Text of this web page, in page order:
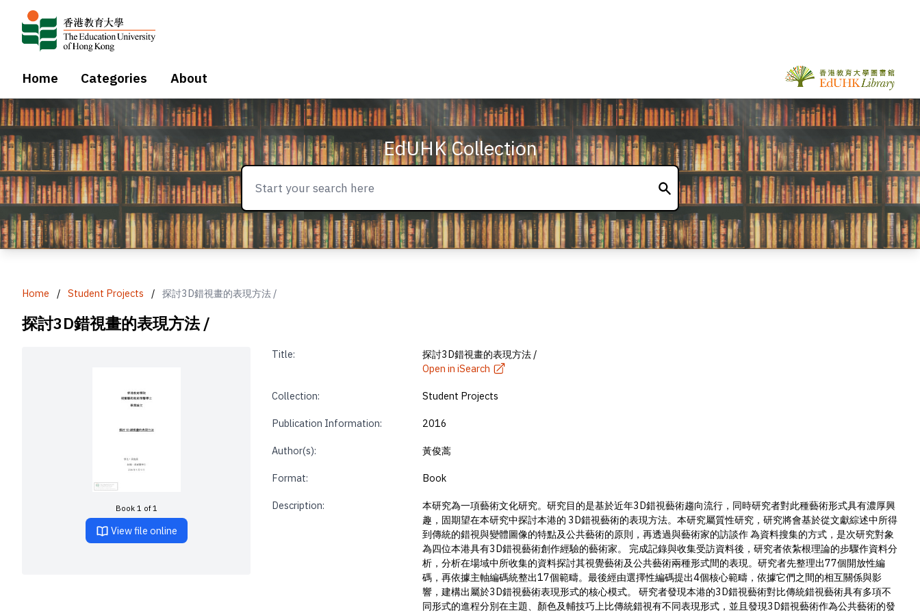
Home Categories About
EdUHK Collection
Home / Student Projects / 探討3D錯視畫的表現方法 /
探討3D錯視畫的表現方法 /
Book 1 of 1
View file online
Title:
探討3D錯視畫的表現方法 /
Open in iSearch
Collection: Student Projects
Publication Information: 2016
Author(s): 黃俊蒿
Format: Book
Description:
本研究為一項藝術文化研究。研究目的是基於近年3D錯視藝術趨向流行，同時研究者對此種藝術形式具有濃厚興
趣，固期望在本研究中探討本港的 3D錯視藝術的表現方法。本研究屬質性研究，研究將會基於從文獻綜述中所得
到傳統的錯視與變體圖像的特點及公共藝術的原則，再透過與藝術家的訪談作 為資料搜集的方式，是次研究對象
為四位本港具有3D錯視藝術創作經驗的藝術家。 完成記錄與收集受訪資料後，研究者依紮根理論的步驟作資料分
析，分析在場域中所收集的資料探討其視覺藝術及公共藝術兩種形式間的表現。研究者先整理出77個開放性編
碼，再依據主軸編碼統整出17個範疇。最後經由選擇性編碼提出4個核心範疇，依據它們之間的相互關係與影
響，建構出屬於3D錯視藝術表現形式的核心模式。 研究者發現本港的3D錯視藝術對比傳統錯視藝術具有多項不
同形式的進程分別在主題、顏色及輔技巧上比傳統錯視有不同表現形式，並且發現3D錯視藝術作為公共藝術的發